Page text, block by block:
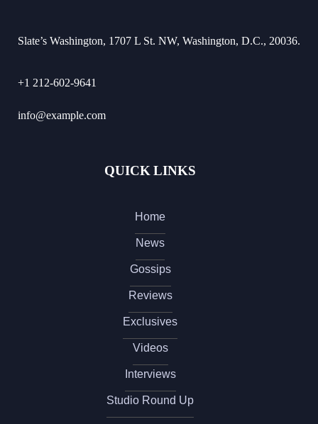
Slate’s Washington, 1707 L St. NW, Washington, D.C., 20036.
+1 212-602-9641
info@example.com
QUICK LINKS
Home
News
Gossips
Reviews
Exclusives
Videos
Interviews
Studio Round Up